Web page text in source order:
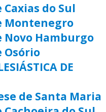
Caxias do Sul
Montenegro
Novo Hamburgo
Osório
DE
de Santa Maria